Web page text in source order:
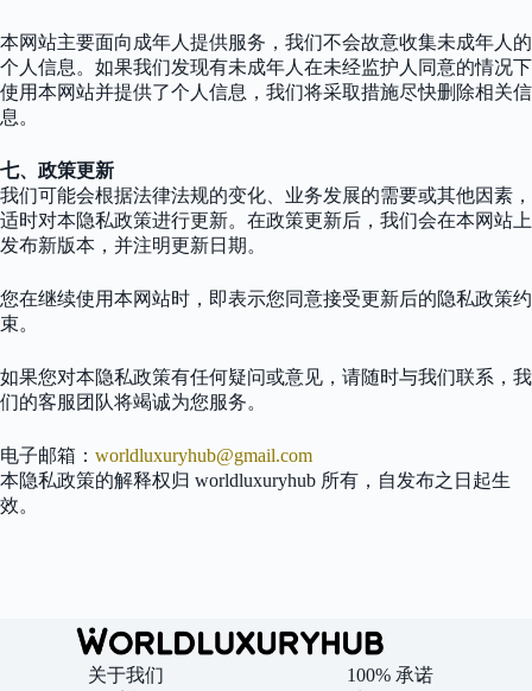
本网站主要面向成年人提供服务，我们不会故意收集未成年人的
个人信息。如果我们发现有未成年人在未经监护人同意的情况下
使用本网站并提供了个人信息，我们将采取措施尽快删除相关信
息。
七、政策更新
我们可能会根据法律法规的变化、业务发展的需要或其他因素，
适时对本隐私政策进行更新。在政策更新后，我们会在本网站上
发布新版本，并注明更新日期。
您在继续使用本网站时，即表示您同意接受更新后的隐私政策约
束。
如果您对本隐私政策有任何疑问或意见，请随时与我们联系，我
们的客服团队将竭诚为您服务。
电子邮箱： worldluxuryhub@gmail.com
本隐私政策的解释权归 worldluxuryhub 所有，自发布之日起生
效。
关于我们
100% 承诺